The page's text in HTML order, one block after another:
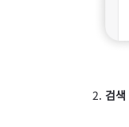
검색